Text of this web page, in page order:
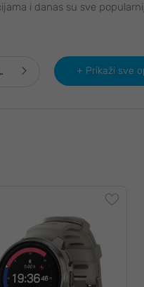
i danas su sve
ribolov + Prikaži sve